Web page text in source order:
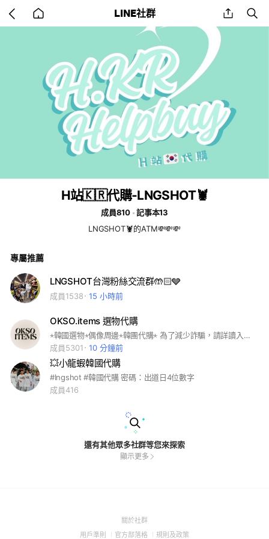
back
to
LINE社群 share
H站🇰🇷代購-LNGSHOT🦞
成員810
記事本13
LNGSHOT🦞的ATM💸💸💸
專屬推薦
LNGSHOT台灣粉絲交流群🤲🏻🩶
成員1538 15 小時前
OKSO.items 選物代購
‎⋆韓國選物‎⋆偶像周邊‎⋆韓團代購⋆ 為了減少詐騙，請詳讀入群問題並回答 進群後請詳閱重要貼文及購買須知🩵
成員5301
10 分鐘前
💥小龍蝦韓國代購
#lngshot #韓國代購 密碼：出道日4位數字
成員416
還有其他眾多社群等您來探索
顯示更多
關於社群(Open
用戶準則 (Open
官方部落格 (Open
規則及政策(Open